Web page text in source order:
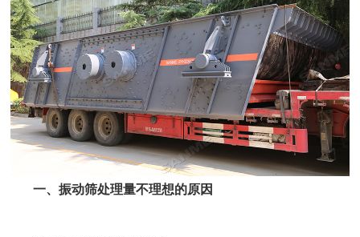
一、振动筛处理量不理想的原因